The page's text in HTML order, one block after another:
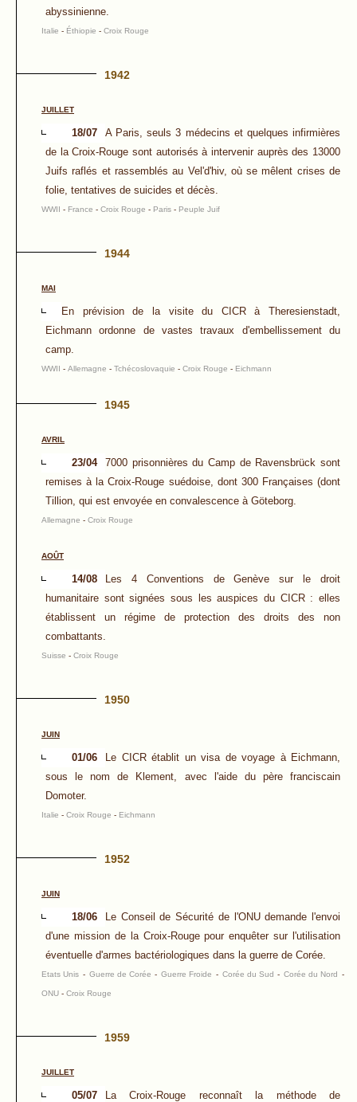
abyssinienne.
Italie - Éthiopie - Croix Rouge
1942
JUILLET
18/07
A Paris, seuls 3 médecins et quelques infirmières
de la Croix-Rouge sont autorisés à intervenir auprès des 13000
Juifs raflés et rassemblés au Vel'd'hiv, où se mêlent crises de
folie, tentatives de suicides et décès.
WWII - France - Croix Rouge - Paris - Peuple Juif
1944
MAI
En prévision de la visite du CICR à Theresienstadt,
Eichmann ordonne de vastes travaux d'embellissement du
camp.
WWII - Allemagne - Tchécoslovaquie - Croix Rouge - Eichmann
1945
AVRIL
23/04
7000 prisonnières du Camp de Ravensbrück sont
remises à la Croix-Rouge suédoise, dont 300 Françaises (dont
Tillion, qui est envoyée en convalescence à Göteborg.
Allemagne - Croix Rouge
AOÛT
14/08
Les 4 Conventions de Genève sur le droit
humanitaire sont signées sous les auspices du CICR : elles
établissent un régime de protection des droits des non
combattants.
Suisse - Croix Rouge
1950
JUIN
01/06
Le CICR établit un visa de voyage à Eichmann,
sous le nom de Klement, avec l'aide du père franciscain
Domoter.
Italie - Croix Rouge - Eichmann
1952
JUIN
18/06
Le Conseil de Sécurité de l'ONU demande l'envoi
d'une mission de la Croix-Rouge pour enquêter sur l'utilisation
éventuelle d'armes bactériologiques dans la guerre de Corée.
Etats Unis - Guerre de Corée -Guerre Froide - Corée du Sud -Corée du Nord -
ONU - Croix Rouge
1959
JUILLET
05/07
La Croix-Rouge reconnaît la méthode de